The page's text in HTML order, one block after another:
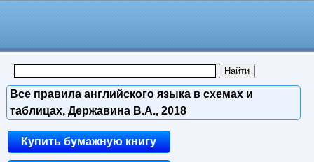
Все правила английского языка в схемах и
таблицах, Державина В.А., 2018
Купить бумажную книгу